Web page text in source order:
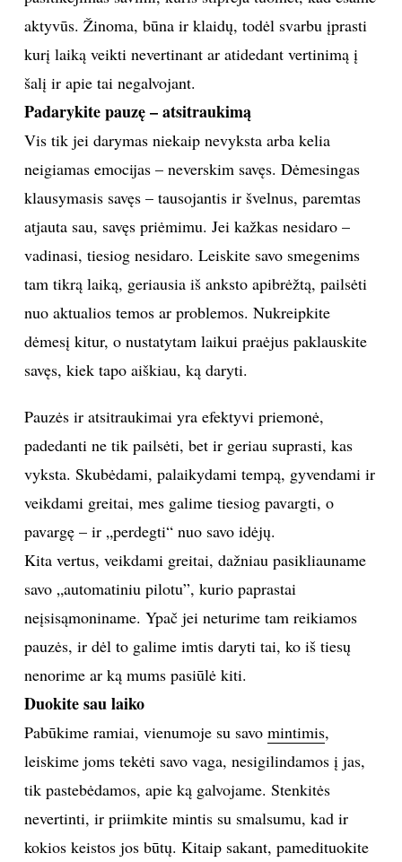
aktyvūs. Žinoma, būna ir klaidų, todėl svarbu įprasti
kurį laiką veikti nevertinant ar atidedant vertinimą į
šalį ir apie tai negalvojant.
Padarykite pauzę – atsitraukimą
Vis tik jei darymas niekaip nevyksta arba kelia
neigiamas emocijas – neverskim savęs. Dėmesingas
klausymasis savęs – tausojantis ir švelnus, paremtas
atjauta sau, savęs priėmimu. Jei kažkas nesidaro –
vadinasi, tiesiog nesidaro. Leiskite savo smegenims
tam tikrą laiką, geriausia iš anksto apibrėžtą, pailsėti
nuo aktualios temos ar problemos. Nukreipkite
dėmesį kitur, o nustatytam laikui praėjus paklauskite
savęs, kiek tapo aiškiau, ką daryti.
Pauzės ir atsitraukimai yra efektyvi priemonė,
padedanti ne tik pailsėti, bet ir geriau suprasti, kas
vyksta. Skubėdami, palaikydami tempą, gyvendami ir
veikdami greitai, mes galime tiesiog pavargti, o
pavargę – ir „perdegti“ nuo savo idėjų.
Kita vertus, veikdami greitai, dažniau pasikliauname
savo „automatiniu pilotu”, kurio paprastai
neįsisąmoniname. Ypač jei neturime tam reikiamos
pauzės, ir dėl to galime imtis daryti tai, ko iš tiesų
nenorime ar ką mums pasiūlė kiti.
Duokite sau laiko
Pabūkime ramiai, vienumoje su savo mintimis,
leiskime joms tekėti savo vaga, nesigilindamos į jas,
tik pastebėdamos, apie ką galvojame. Stenkitės
nevertinti, ir priimkite mintis su smalsumu, kad ir
kokios keistos jos būtų. Kitaip sakant, pamedituokite